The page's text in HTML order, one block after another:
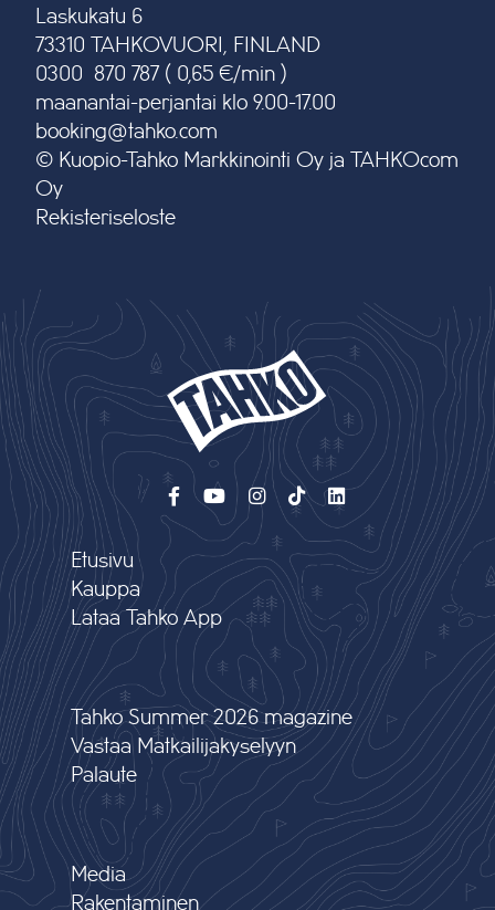
Laskukatu 6
73310 TAHKOVUORI, FINLAND
0300 870 787 ( 0,65 €/min )
maanantai-perjantai klo 9.00-17.00
booking@tahko.com
© Kuopio-Tahko Markkinointi Oy ja TAHKOcom
Oy
Rekisteriseloste
Etusivu
Kauppa
Lataa Tahko App
Tahko Summer 2026 magazine
Vastaa Matkailijakyselyyn
Palaute
Media
Rakentaminen